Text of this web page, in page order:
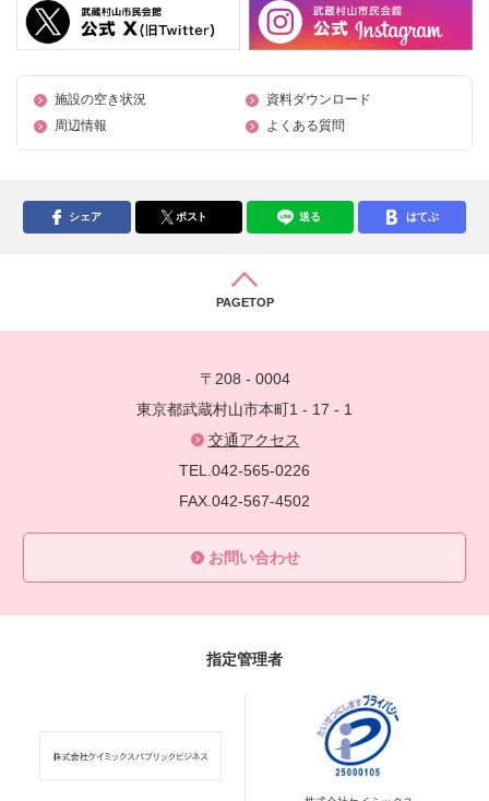
施設の空き状況
資料ダウンロード
周辺情報
よくある質問
シェア ポスト 送る はてぶ
PAGETOP
〒208 - 0004
東京都武蔵村山市本町1 - 17 - 1
交通アクセス
TEL.042-565-0226
FAX.042-567-4502
お問い合わせ
指定管理者